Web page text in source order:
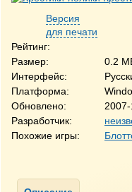
Версия
для печати
Рейтинг:
Размер:
0.2
Интерфейс:
Платформа:
Обновлено:
Разработчик:
Похожие игры: